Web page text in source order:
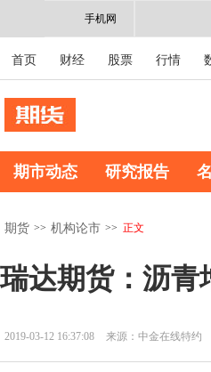
手机网
首页 财经 股票 行情
期市动态 研究报告
期货 >> 机构论市 >> 正文
瑞达期货：沥青
2019-03-12 16:37:08 来源：中金在线特约